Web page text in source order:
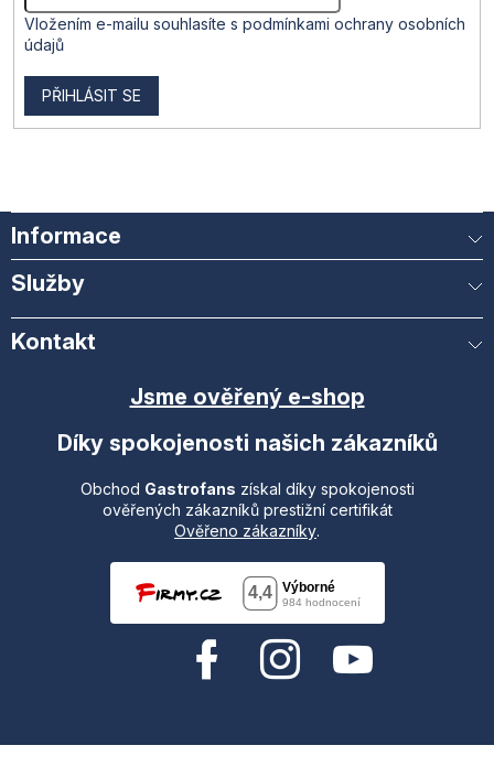
Vložením e-mailu souhlasíte s podmínkami ochrany osobních
údajů
PŘIHLÁSIT SE
Informace
Služby
Kontakt
Jsme ověřený e-shop
Díky spokojenosti našich zákazníků
Obchod Gastrofans získal díky spokojenosti
ověřených zákazníků prestižní certifikát
Ověřeno zákazníky.